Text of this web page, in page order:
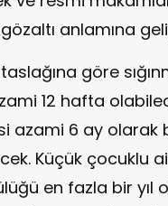
anlamına
göre
12 hafta
azami 6 ay olarak
Küçük çocuklu
en fazla bir yıl